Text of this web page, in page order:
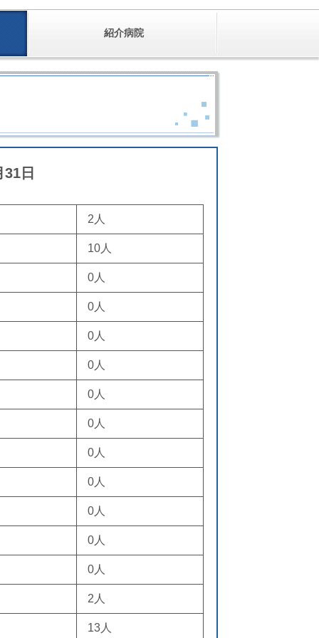
紹介病院
日
2人
10人
0人
0人
0人
0人
0人
0人
0人
0人
0人
0人
0人
2人
13人